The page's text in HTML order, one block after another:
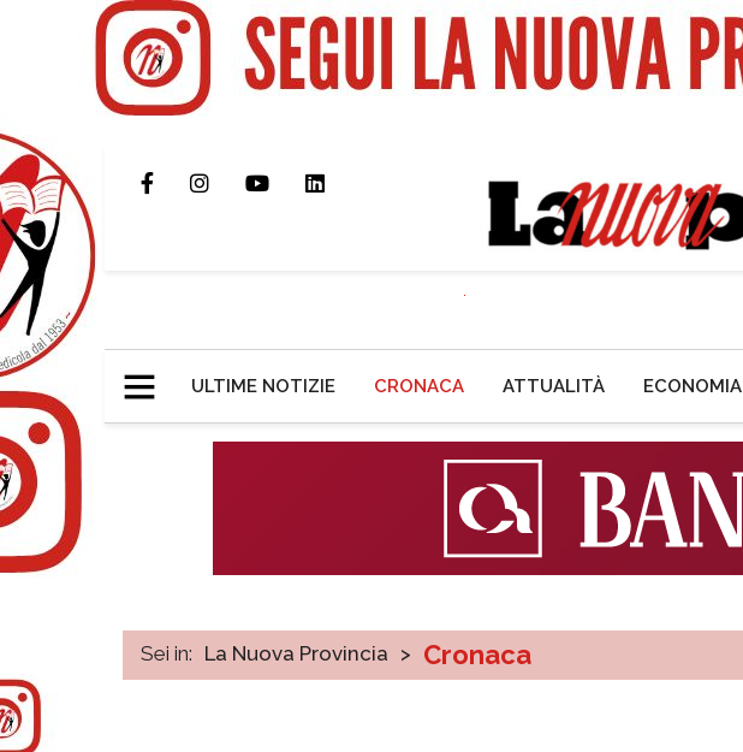
ULTIME NOTIZIE CRONACA ATTUALITÀ ECONOMIA
Sei in: La Nuova Provincia > Cronaca